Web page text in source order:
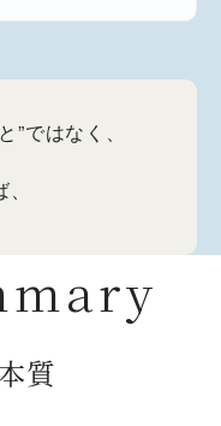
”ではなく、
質